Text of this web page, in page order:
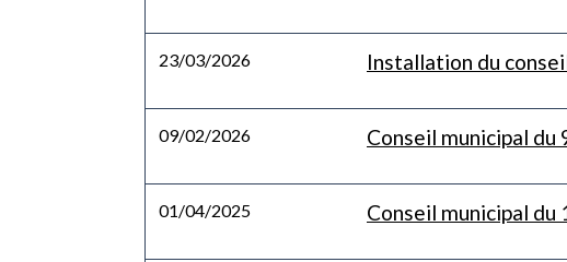
23/03/2026 Installation du
09/02/2026 Conseil municipal
01/04/2025 Conseil municipal du